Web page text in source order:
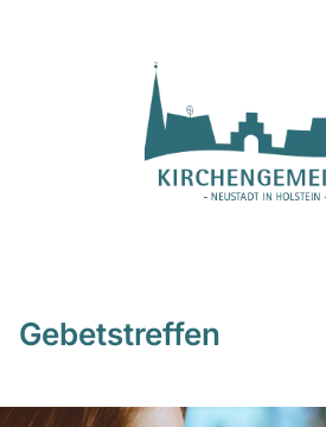
Gebetstreffen